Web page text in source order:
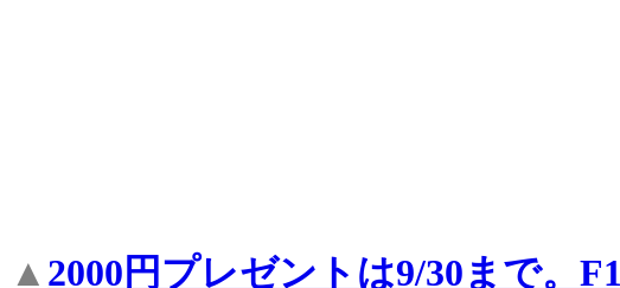
▲ 2000円プレゼントは9/30まで。